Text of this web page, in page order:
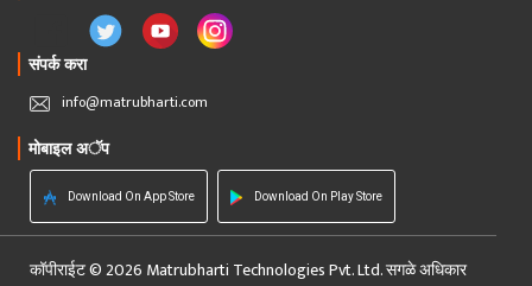
संपर्क करा
info@matrubharti.com
मोबाइल अॅप
Download On App Store Download On Play Store
कॉपीराईट © 2026 Matrubharti Technologies Pvt. Ltd. सगळे अधिकार